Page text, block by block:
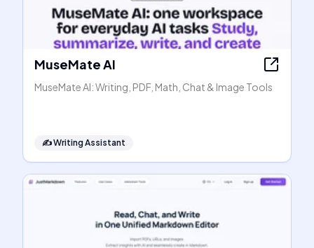
MuseMate AI
MuseMate AI: Writing, PDF, Math, Chat & Image Tools
✍️Writing Assistant